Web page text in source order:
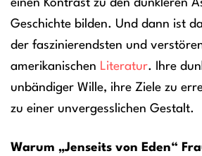
einen Kontrast zu den dunkleren
Geschichte bilden. Und dann ist
der faszinierendsten und
amerikanischen Literatur. Ihre
unbändiger Wille, ihre Ziele zu
zu einer unvergesslichen Gestalt.
Warum „Jenseits von Eden“